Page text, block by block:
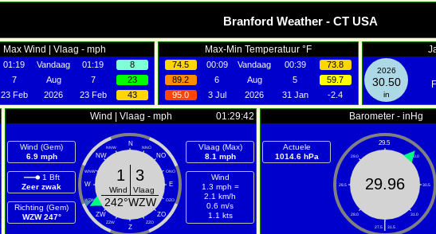
Branford Weather - CT USA
Max Wind | Vlaag - mph
01:19 Vandaag 01:19
8
7 Aug 7
23
23 Feb 2026 23 Feb 43
Max-Min Temperatuur °F
74.5 00:09 Vandaag 00:39
73.8
89.2
6 Aug 5
59.7
95.0
3 Jul 2026 31 Jan -2.4
2026
30.50
in
Wind | Vlaag - mph 01:29:42
Wind (Gem)
6.9 mph
1 Bft
Zeer zwak
Richting (Gem)
WZW 247°
N
NW
NO
W E
ZW
ZO
Z
NNW NNO
WNW ONO
WZW OZO
ZZW ZZO
1 3
Wind Vlaag
242°WZW
Vlaag (Max)
8.1 mph
Wind
1.3 mph =
2.1 km/h
0.6 m/s
1.1 kts
Barometer - inHg
Actuele
1014.6 hPa
29.5
29.0 30.0
28.5 30.5
28.0 31.0
27.5 31.5
|
29.96